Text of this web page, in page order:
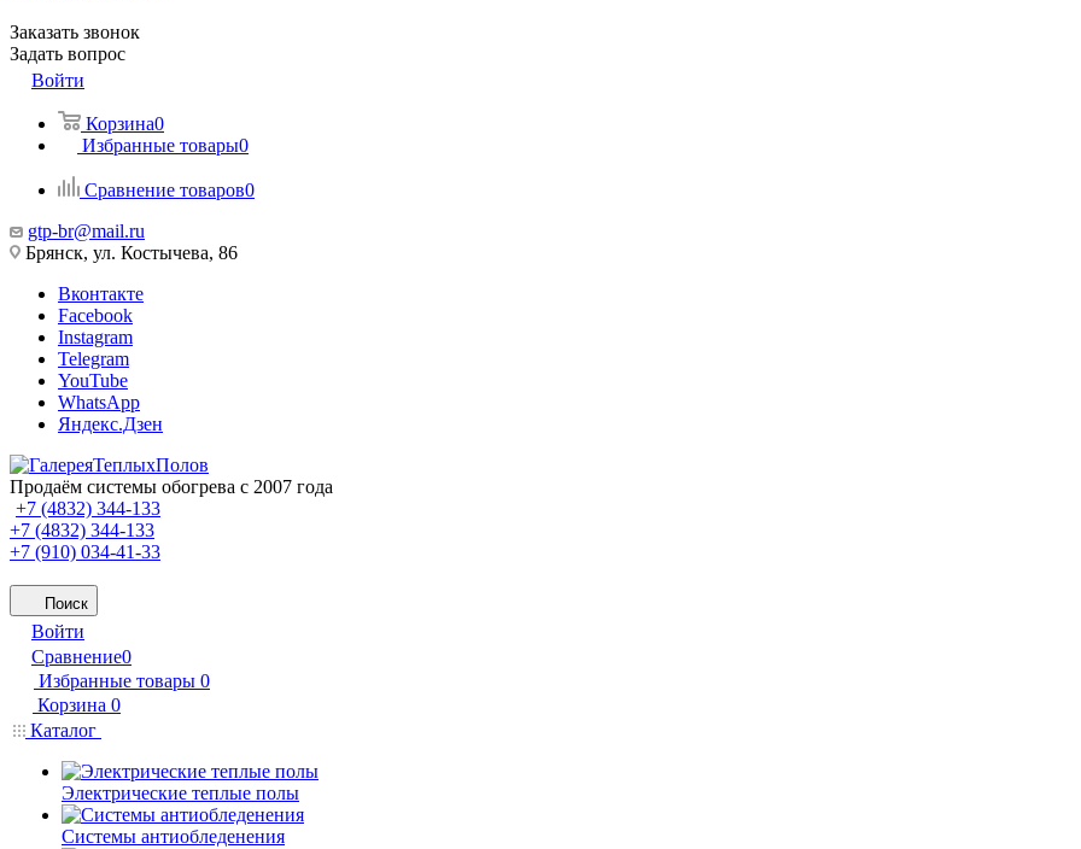
Заказать звонок
Задать вопрос
Войти
Корзина0
Избранные товары0
Сравнение товаров0
gtp-br@mail.ru
Брянск, ул. Костычева, 86
Вконтакте
Facebook
Instagram
Telegram
YouTube
WhatsApp
Яндекс.Дзен
Продаём системы обогрева с 2007 года
+7 (4832) 344-133
+7 (4832) 344-133
+7 (910) 034-41-33
Поиск
Войти
Сравнение0
Избранные товары 0
Корзина 0
Каталог
Электрические теплые полы
Системы антиобледенения